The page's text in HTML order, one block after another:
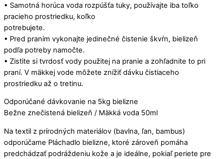
• Samotná horúca voda rozpúšťa tuky, používajte iba toľko
pracieho prostriedku, koľko
potrebujete.
• Pred praním vykonajte jedinečné čistenie škvŕn, bielizeň
podľa potreby namočte.
• Zistite si tvrdosť vody použitej na pranie a zohľadnite to pri
praní. V mäkkej vode môžete znížiť dávku čistiaceho
prostriedku až o tretinu.
Odporúčané dávkovanie na 5kg bielizne
Bežne znečistená bielizeň / Mäkká voda 50ml
Na textil z prírodných materiálov (bavlna, ľan, bambus)
odporúčame Pláchadlo bielizne, ktoré zároveň pomáha
predchádzať podráždeniu kože a je ideálne, pokiaľ periete pre